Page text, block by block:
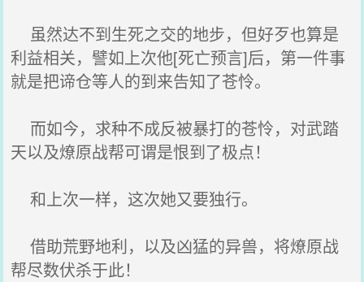
虽然达不到生死之交的地步，但好歹也算是
利益相关，譬如上次他[死亡预言]后，第一件事
就是把谛仓等人的到来告知了苍怜。
而如今，求种不成反被暴打的苍怜，对武踏
天以及燎原战帮可谓是恨到了极点！
和上次一样，这次她又要独行。
借助荒野地利，以及凶猛的异兽，将燎原战
帮尽数伏杀于此！